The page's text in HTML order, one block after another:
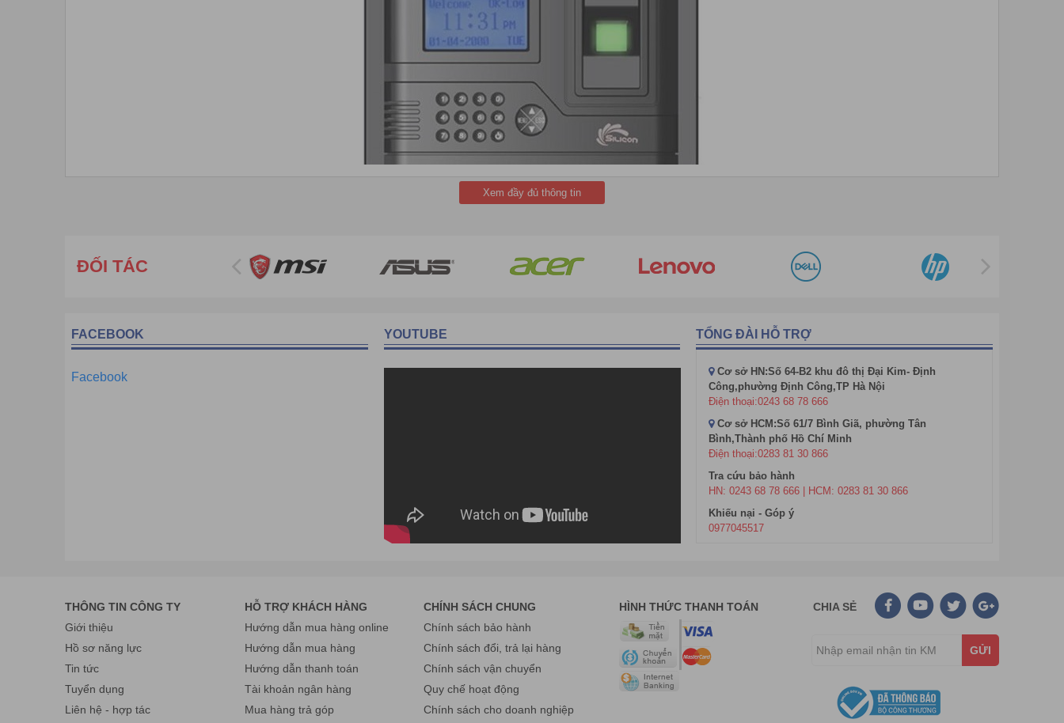
xí nghiệp, khu công nghiệp lựa chọn hàng đầu.
là sự lựa chọn hàng đầu về các
. Với nhiều năm kinh nghiệm đi đầu về lĩnh vực máy chấm công, máy chiếu, máy quét mã vạch... chúng tôi tự
tin sẽ không làm bạn thất vọng.
Là đơn vị chuyên cung cấp và phân phối các thiết bị điện tử
nếu bạn có thắc mắc gì thì hãy liên hệ ngay với chúng tôi để được tư vấn rõ hơn. Chúc
bạn chọn cho mình chiếc
máy chấm công Sliconchính hãng chất lượng tốt nhất.
Mọi chi tiết xin liên hệ:
Trụ sở: Số 11, ngách 4, ngõ 362 ,Giải Phóng, P. Thịnh Liệt, Q. Hoàng Mai , TP Hà Nội.
Cơ sở HN: số 26 , ngõ 181 Trường Chinh, P. Khương Mai, Q. Thanh Xuân, Hà Nội.
Xem đầy đủ thông tin
ĐỐI TÁC
FACEBOOK
Facebook
YOUTUBE TỔNG ĐÀI HỖ TRỢ
Cơ sở HN:Số 64-B2 khu đô thị Đại Kim- Định
Công,phường Định Công,TP Hà Nội
Điện thoại:0243 68 78 666
Cơ sở HCM:Số 61/7 Bình Giã, phường Tân
Bình,Thành phố Hồ Chí Minh
Điện thoại:0283 81 30 866
Tra cứu bảo hành
HN: 0243 68 78 666 | HCM: 0283 81 30 866
Khiếu nại - Góp ý
0977045517
THÔNG TIN CÔNG TY
Giới thiệu
Hồ sơ năng lực
Tin tức
Tuyển dụng
Liên hệ - hợp tác
HỖ TRỢ KHÁCH HÀNG
Hướng dẫn mua hàng online
Hướng dẫn mua hàng
Hướng dẫn thanh toán
Tài khoản ngân hàng
Mua hàng trả góp
CHÍNH SÁCH CHUNG
Chính sách bảo hành
Chính sách đổi, trả lại hàng
Chính sách vận chuyển
Quy chế hoạt động
Chính sách cho doanh nghiệp
HÌNH THỨC THANH TOÁN CHIA SẺ
GỬI